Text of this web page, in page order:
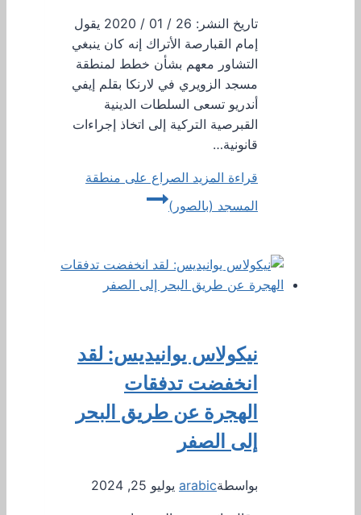
تاريخ النشر: 26 / 01 / 2020 يقول
إمام القبارصة الأتراك إنه كان ينبغي
التشاور معهم بشأن خطط لمنطقة
مسجد الزويري في لارنكا بقلم إيفي
أندريو تسعى السلطات الدينية
القبرصية التركية إلى اتخاذ إجراءات
قانونية…
قراءة المزيد الصراع على منطقة
المسجد (بالصور)
نيكولاس يوانيديس: لقد
انخفضت تدفقات
الهجرة عن طريق البحر
إلى الصفر
بواسطةarabic يوليو 25, 2024